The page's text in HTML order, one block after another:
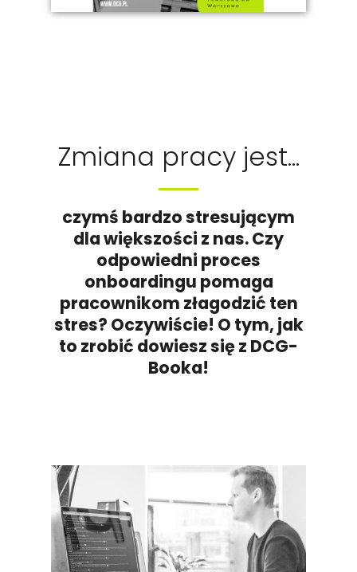
Zmiana pracy jest...
czymś bardzo stresującym
dla większości z nas. Czy
odpowiedni proces
onboardingu pomaga
pracownikom złagodzić ten
stres? Oczywiście! O tym, jak
to zrobić dowiesz się z DCG-
Booka!